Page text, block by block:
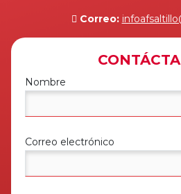
Correo:
Nombre
Correo electrónico